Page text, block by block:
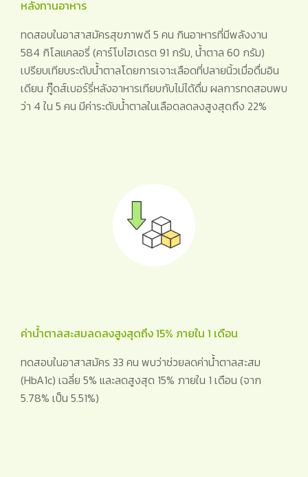
หลังทานอาหาร
ทดสอบในอาสาสมัครสุขภาพดี 5 คน กินอาหารที่มีพลังงาน
584 กิโลแคลอรี่ (คาร์โบไฮเดรต 91 กรัม, น้ำตาล 60 กรัม)
เปรียบเทียบระดับน้ำตาลโดยการเจาะเลือดที่ปลายนิ้วเมื่อดื่มอิน
เดียน กู๊ดส์เบอร์รี่หลังอาหารเทียบกับไม่ได้ดื่ม ผลการทดสอบพบ
ว่า 4 ใน 5 คน มีค่าระดับน้ำตาลในเลือดลดลงสูงสุดถึง 22%
ค่าน้ำตาลสะสมลดลงสูงสุดถึง 15% ภายใน 1 เดือน
ทดสอบในอาสาสมัคร 33 คน พบว่าช่วยลดค่าน้ำตาลสะสม
(HbA1c) เฉลี่ย 5% และลดสูงสุด 15% ภายใน 1 เดือน (จาก
5.78% เป็น 5.51%)